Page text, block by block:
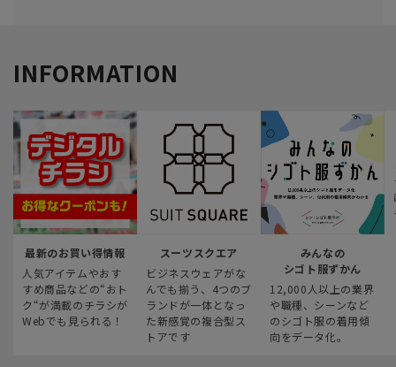
INFORMATION
最新のお買い得情報
人気アイテムやおす
すめ商品などの“おト
ク“が満載のチラシが
Webでも見られる！
スーツスクエア
ビジネスウェアがな
んでも揃う、4つのブ
ランドが一体となっ
た新感覚の複合型ス
トアです
みんなの
シゴト服ずかん
12,000人以上の業界
や職種、シーンなど
のシゴト服の着用傾
向をデータ化。